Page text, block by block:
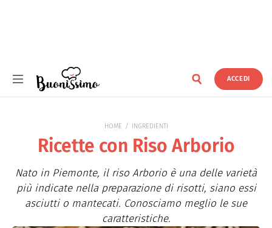
ACCEDI
HOME INGREDIENTI
Ricette con Riso Arborio
Nato in Piemonte, il riso Arborio è una delle varietà
più indicate nella preparazione di risotti, siano essi
asciutti o mantecati. Conosciamo meglio le sue
caratteristiche.